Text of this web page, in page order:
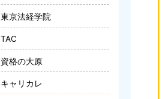
東京法経学院
TAC
資格の大原
キャリカレ